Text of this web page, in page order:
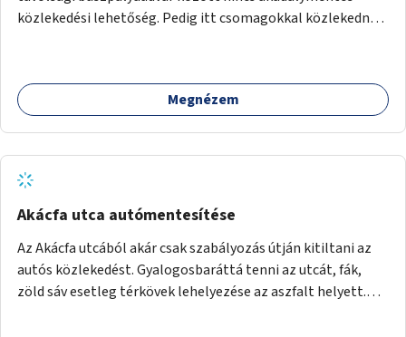
akciók, Fővárossal, kerületi összefogásokkal. Legyen
elismerő díj az adó 1%-ot begyűjtő civil szervezeteknek,
közlekedési lehetőség. Pedig itt csomagokkal közlekednek
hogy aztán több lépcsősort kelljen megtenni lefelé/felfelé
a buszpályaudvarra.
Megnézem
Akácfa utca autómentesítése
Az Akácfa utcából akár csak szabályozás útján kitiltani az
autós közlekedést. Gyalogosbaráttá tenni az utcát, fák,
zöld sáv esetleg térkövek lehelyezése az aszfalt helyett.